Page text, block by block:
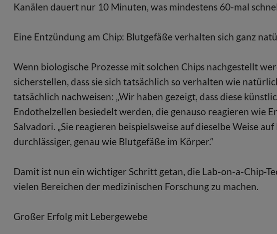
Kanälen dauert nur 10 Minuten, was mindestens 60-mal
Eine Entzündung am Chip: Blutgefäße verhalten sich ganz
Wenn biologische Prozesse mit solchen Chips nachgestellt
sicherstellen, dass sie sich tatsächlich so verhalten wie
tatsächlich nachweisen: „Wir haben gezeigt, dass diese
Endothelzellen besiedelt werden, die genauso reagieren wie
Salvadori. „Sie reagieren beispielsweise auf dieselbe Weise
durchlässiger, genau wie Blutgefäße im Körper.“
Damit ist nun ein wichtiger Schritt getan, die Lab-on-a-Chip-
vielen Bereichen der medizinischen Forschung zu machen.
Großer Erfolg mit Lebergewebe